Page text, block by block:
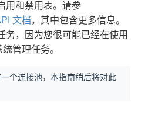
用和禁用表。请参
文档，其中包含更多信息。
务，因为您很可能已经在使用
管理任务。
个连接池，本指南稍后将对此